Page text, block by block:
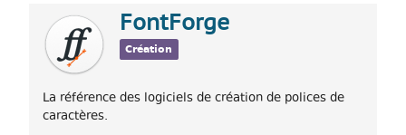
FontForge
Création
La référence des logiciels de création de polices de
caractères.